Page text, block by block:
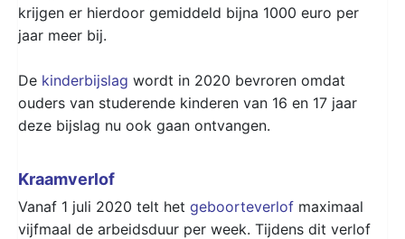
krijgen er hierdoor gemiddeld bijna 1000 euro per
jaar meer bij.
De kinderbijslag wordt in 2020 bevroren omdat
ouders van studerende kinderen van 16 en 17 jaar
deze bijslag nu ook gaan ontvangen.
Kraamverlof
Vanaf 1 juli 2020 telt het geboorteverlof maximaal
vijfmaal de arbeidsduur per week. Tijdens dit verlof